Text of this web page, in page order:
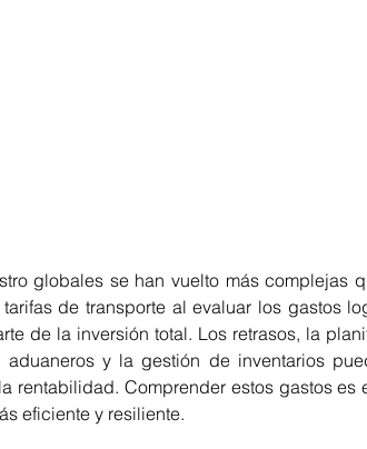
globales se han vuelto más complejas
de transporte al evaluar los gastos
de la inversión total. Los retrasos, la
aduaneros y la gestión de inventarios
rentabilidad. Comprender estos gastos es
eficiente y resiliente.